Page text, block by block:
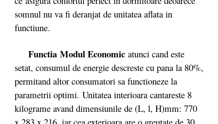
somnul nu va fi deranjat de unitatea aflata in
functiune.
Functia Modul Economic atunci cand este
setat, consumul de energie descreste cu pana la 80%,
permitand altor consumatori sa functioneze la
parametrii optimi. Unitatea interioara cantareste 8
kilograme avand dimensiunile de (L, l, H)mm: 770